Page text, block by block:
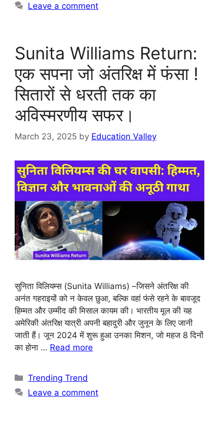
Leave a comment
Sunita Williams Return:
एक सपना जो अंतरिक्ष में फंसा !
सितारों से धरती तक का
अविस्मरणीय सफर।
March 23, 2025 by Education Valley
सुनिता विलियम्स (Sunita Williams) –जिसने अंतरिक्ष की
अनंत गहराइयों को न केवल छुआ, बल्कि वहां फंसे रहने के बावजूद
हिम्मत और उम्मीद की मिसाल कायम की। भारतीय मूल की यह
अमेरिकी अंतरिक्ष यात्री अपनी बहादुरी और जुनून के लिए जानी
जाती हैं। जून 2024 में शुरू हुआ उनका मिशन, जो महज 8 दिनों
का होना … Read more
Trending Trend
Leave a comment